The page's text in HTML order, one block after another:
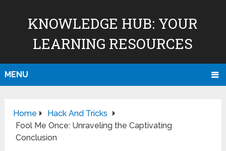
KNOWLEDGE HUB: YOUR
LEARNING RESOURCES
MENU
Home
Hack And Tricks
Fool Me Once: Unraveling the Captivating
Conclusion